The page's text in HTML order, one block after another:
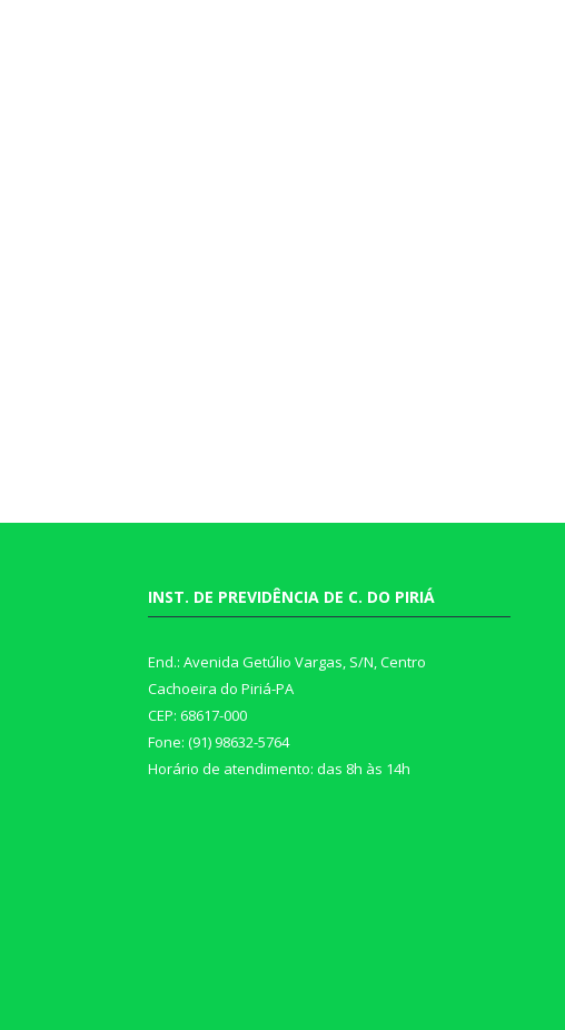
INST. DE PREVIDÊNCIA DE C. DO PIRIÁ
End.: Avenida Getúlio Vargas, S/N, Centro
Cachoeira do Piriá-PA
CEP: 68617-000
Fone: (91) 98632-5764
Horário de atendimento: das 8h às 14h